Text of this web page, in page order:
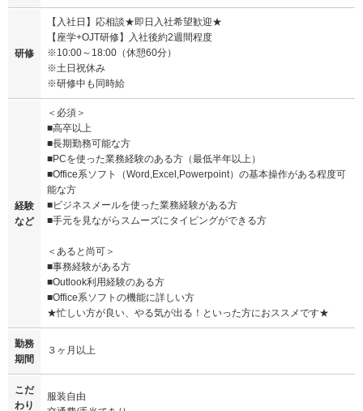
研修
【入社日】応相談★即日入社希望歓迎★
【座学+OJT研修】入社後約2週間程度
※10:00～18:00（休憩60分）
※土日祝休み
※研修中も同時給
経験
など
＜必須＞
■高卒以上
■長期勤務可能な方
■PCを使った業務経験のある方（最低半年以上）
■Office系ソフト（Word,Excel,Powerpoint）の基本操作がある程度可
能な方
■ビジネスメールを使った業務経験がある方
■手元を見ながらスムーズにタイピングができる方
＜あると尚可＞
■事務経験がある方
■Outlook利用経験のある方
■Office系ソフトの機能に詳しい方
★忙しい方が良い、やる気が出る！といった方におススメです★
勤務
期間
３ヶ月以上
こだ
わり
服装自由